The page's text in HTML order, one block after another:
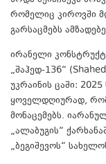
რომელიც კიროვში
გარსაცმებს
ირანელი
„შაჰედ-136“
უკრაინის ცაში:
ყოველდღიურად,
მონაცემებს.
„ალაბუგის“
„ბეგიშევოს“